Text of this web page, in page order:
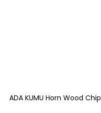
ADA KUMU Horn Wood Chip